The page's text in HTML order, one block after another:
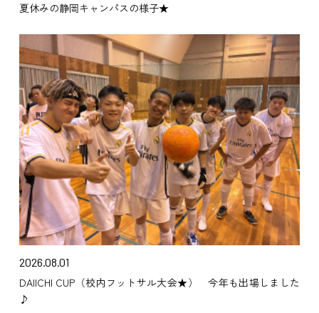
夏休みの静岡キャンパスの様子★
2026.08.01
DAIICHI CUP（校内フットサル大会★） 今年も出場しました
♪